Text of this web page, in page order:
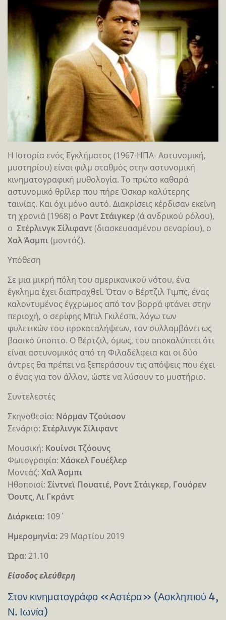
Η Ιστορία ενός Εγκλήματος (1967-ΗΠΑ- Αστυνομική,
μυστηρίου) είναι φιλμ σταθμός στην αστυνομική
κινηματογραφική μυθολογία. Το πρώτο καθαρά
αστυνομικό θρίλερ που πήρε Όσκαρ καλύτερης
ταινίας. Και όχι μόνο αυτό. Διακρίσεις κέρδισαν εκείνη
τη χρονιά (1968) ο Ροντ Στάιγκερ (α΄ ανδρικού ρόλου),
ο Στέρλινγκ Σίλιφαντ(διασκευασμένου σεναρίου), ο
Χαλ Άσμπι(μοντάζ).
Υπόθεση
Σε µια µικρή πόλη του αµερικανικού νότου, ένα
έγκληµα έχει διαπραχθεί. Όταν ο Βέρτζιλ Τιµπς, ένας
καλοντυµένος έγχρωμος από τον βορρά φτάνει στην
περιοχή, ο σερίφης Μπιλ Γκιλέσπι, λόγω των
φυλετικών του προκαταλήψεων, τον συλλαµβάνει ως
βασικό ύποπτο. Ο Βέρτζιλ, όµως, του αποκαλύπτει ότι
είναι αστυνοµικός από τη Φιλαδέλφεια και οι δύο
άντρες θα πρέπει να ξεπεράσουν τις απόψεις που έχει
ο ένας για τον άλλον, ώστε να λύσουν το μυστήριο.
Συντελεστές
Σκηνοθεσία: Νόρμαν Τζούισον
Σενάριο: Στέρλινγκ Σίλιφαντ
Μουσική: Κουίνσι Τζόουνς
Φωτογραφία: Χάσκελ Γουέξλερ
Μοντάζ: Χαλ Άσμπι
Ηθοποιοί: Σίντνεϊ Πουατιέ, Ροντ Στάιγκερ, Γουόρεν
Όουτς, Λι Γκράντ
Διάρκεια: 109΄
Ημερομηνία:29 Μαρτίου 2019
Ώρα:21.10
Είσοδος ελεύθερη
Στον κινηματογράφο «Αστέρα» (Ασκληπιού 4,
Ν. Ιωνία)